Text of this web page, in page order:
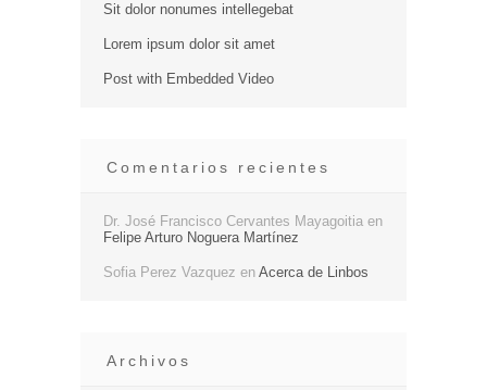
Sit dolor nonumes intellegebat
Lorem ipsum dolor sit amet
Post with Embedded Video
Comentarios recientes
Dr. José Francisco Cervantes Mayagoitia en
Felipe Arturo Noguera Martínez
Sofia Perez Vazquez en Acerca de Linbos
Archivos